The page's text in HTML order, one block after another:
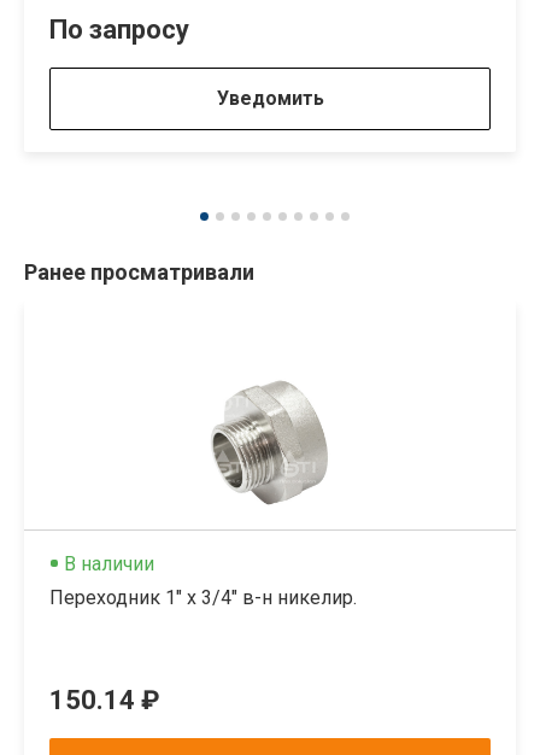
По запросу
Уведомить
Ранее просматривали
В наличии
Переходник 1" х 3/4" в-н никелир.
150.14 ₽